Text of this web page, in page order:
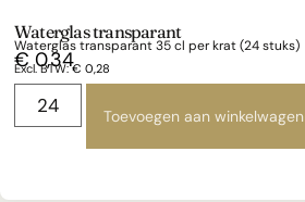
Waterglas transparant
Waterglas transparant 35 cl per krat (24 stuks)
€0,34
Excl. BTW:€ 0,28
Toevoegen aan winkelwagen